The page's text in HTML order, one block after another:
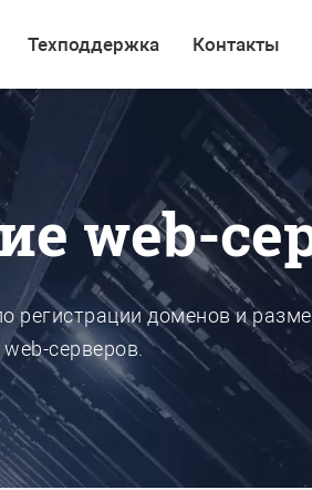
Техподдержка Контакты
web-
регистрации доменов и
серверов.